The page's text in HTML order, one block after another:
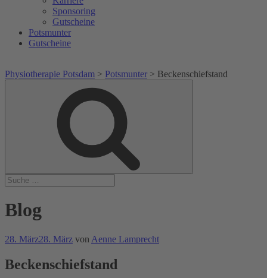
Sponsoring
Gutscheine
Potsmunter
Gutscheine
Physiotherapie Potsdam > Potsmunter > Beckenschiefstand
Blog
Veröffentlicht
28. März28. März von Aenne Lamprecht
Beckenschiefstand